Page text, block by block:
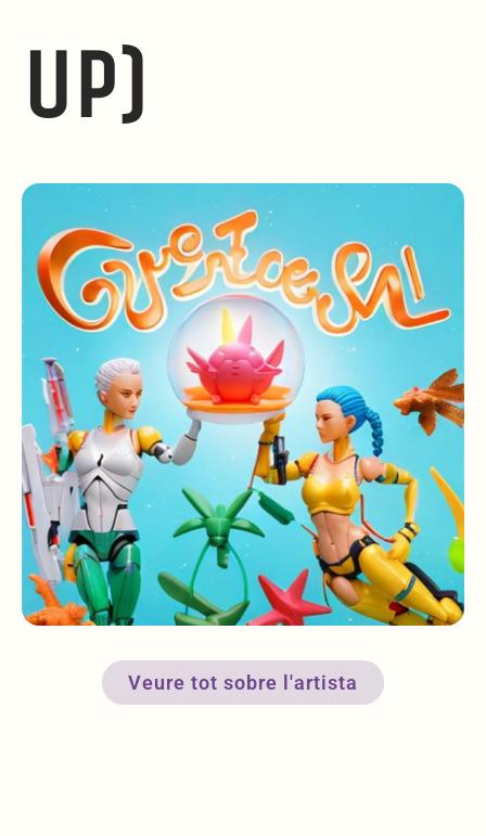
Up)
Veure tot sobre l'artista